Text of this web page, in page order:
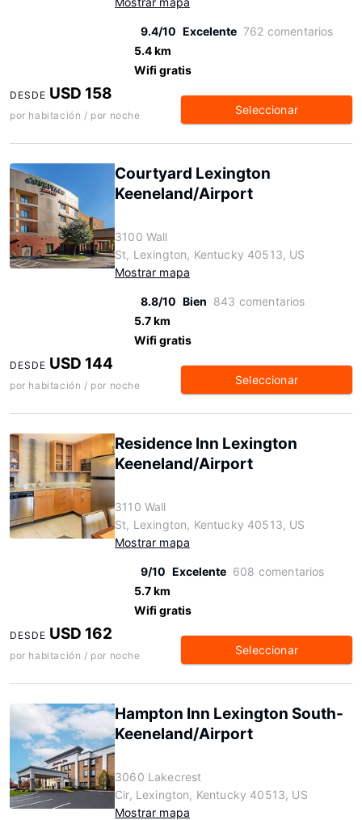
9.4/10 Excelente 762 comentarios
5.4 km
Wifi gratis
DESDE USD 158
por habitación / por noche Seleccionar
Courtyard Lexington
Keeneland/Airport
3100 Wall
St, Lexington, Kentucky 40513, US
Mostrar mapa
8.8/10 Bien 843 comentarios
5.7 km
Wifi gratis
DESDE USD 144
por habitación / por noche Seleccionar
Residence Inn Lexington
Keeneland/Airport
3110 Wall
St, Lexington, Kentucky 40513, US
Mostrar mapa
9/10 Excelente 608 comentarios
5.7 km
Wifi gratis
DESDE USD 162
por habitación / por noche Seleccionar
Hampton Inn Lexington South-
Keeneland/Airport
3060 Lakecrest
Cir, Lexington, Kentucky 40513, US
Mostrar mapa